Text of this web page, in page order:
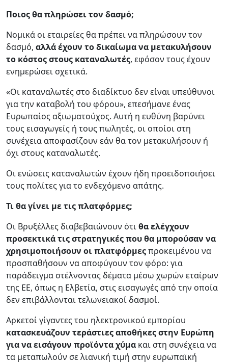
Ποιος θα πληρώσει τον δασμό;
Νομικά οι εταιρείες θα πρέπει να πληρώσουν τον
δασμό, αλλά έχουν το δικαίωμα να μετακυλήσουν
το κόστος στους καταναλωτές, εφόσον τους έχουν
ενημερώσει σχετικά.
«Οι καταναλωτές στο διαδίκτυο δεν είναι υπεύθυνοι
για την καταβολή του φόρου», επεσήμανε ένας
Ευρωπαίος αξιωματούχος. Αυτή η ευθύνη βαρύνει
τους εισαγωγείς ή τους πωλητές, οι οποίοι στη
συνέχεια αποφασίζουν εάν θα τον μετακυλήσουν ή
όχι στους καταναλωτές.
Οι ενώσεις καταναλωτών έχουν ήδη προειδοποιήσει
τους πολίτες για το ενδεχόμενο απάτης.
Τι θα γίνει με τις πλατφόρμες;
Οι Βρυξέλλες διαβεβαιώνουν ότιθα ελέγχουν
προσεκτικά τις στρατηγικές που θα μπορούσαν να
χρησιμοποιήσουν οι πλατφόρμεςπροκειμένου να
προσπαθήσουν να αποφύγουν τον φόρο: για
παράδειγμα στέλνοντας δέματα μέσω χωρών εταίρων
της ΕΕ, όπως η Ελβετία, στις εισαγωγές από την οποία
δεν επιβάλλονται τελωνειακοί δασμοί.
Αρκετοί γίγαντες του ηλεκτρονικού εμπορίου
κατασκευάζουν τεράστιες αποθήκες στην Ευρώπη
για να εισάγουν προϊόντα χύμα και στη συνέχεια να
τα μεταπωλούν σε λιανική τιμή στην ευρωπαϊκή